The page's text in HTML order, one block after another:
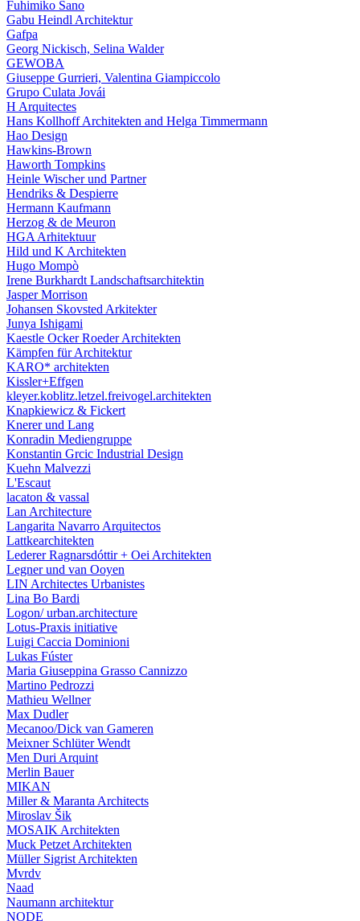
Fuhimiko Sano
Gabu Heindl Architektur
Gafpa
Georg Nickisch, Selina Walder
GEWOBA
Giuseppe Gurrieri, Valentina Giampiccolo
Grupo Culata Jovái
H Arquitectes
Hans Kollhoff Architekten and Helga Timmermann
Hao Design
Hawkins-Brown
Haworth Tompkins
Heinle Wischer und Partner
Hendriks & Despierre
Hermann Kaufmann
Herzog & de Meuron
HGA Arhitektuur
Hild und K Architekten
Hugo Mompò
Irene Burkhardt Landschaftsarchitektin
Jasper Morrison
Johansen Skovsted Arkitekter
Junya Ishigami
Kaestle Ocker Roeder Architekten
Kämpfen für Architektur
KARO* architekten
Kissler+Effgen
kleyer.koblitz.letzel.freivogel.architekten
Knapkiewicz & Fickert
Knerer und Lang
Konradin Mediengruppe
Konstantin Grcic Industrial Design
Kuehn Malvezzi
L'Escaut
lacaton & vassal
Lan Architecture
Langarita Navarro Arquitectos
Lattkearchitekten
Lederer Ragnarsdóttir + Oei Architekten
Legner und van Ooyen
LIN Architectes Urbanistes
Lina Bo Bardi
Logon/ urban.architecture
Lotus-Praxis initiative
Luigi Caccia Dominioni
Lukas Fúster
Maria Giuseppina Grasso Cannizzo
Martino Pedrozzi
Mathieu Wellner
Max Dudler
Mecanoo/Dick van Gameren
Meixner Schlüter Wendt
Men Duri Arquint
Merlin Bauer
MIKAN
Miller & Maranta Architects
Miroslav Šik
MOSAIK Architekten
Muck Petzet Architekten
Müller Sigrist Architekten
Mvrdv
Naad
Naumann architektur
NODE